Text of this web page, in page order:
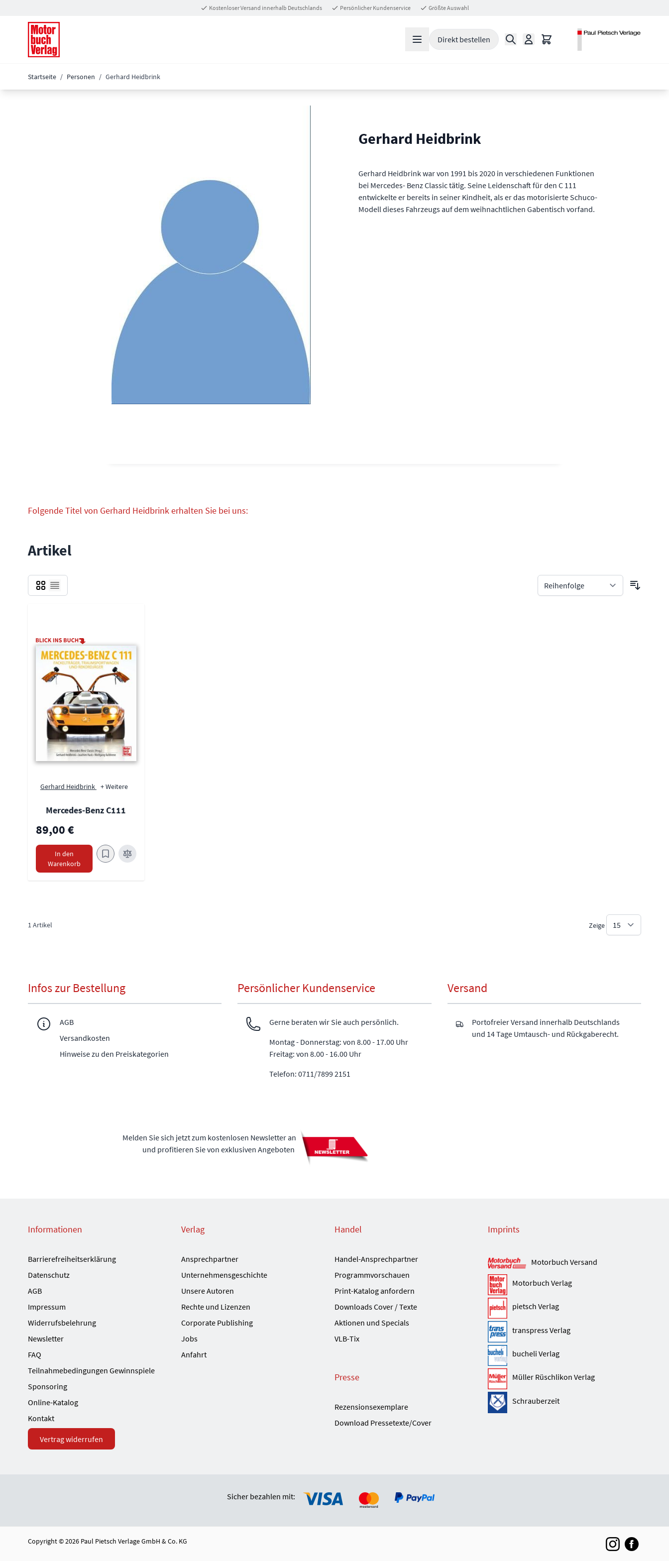
Kostenloser Versand innerhalb Deutschlands Persönlicher Kundenservice Größte Auswahl
Direkt bestellen Suche Warenkorb
Startseite / Personen / Gerhard Heidbrink
Gerhard Heidbrink
Gerhard Heidbrink war von 1991 bis 2020 in verschiedenen Funktionen
bei Mercedes- Benz Classic tätig. Seine Leidenschaft für den C 111
entwickelte er bereits in seiner Kindheit, als er das motorisierte Schuco-
Modell dieses Fahrzeugs auf dem weihnachtlichen Gabentisch vorfand.
Folgende Titel von Gerhard Heidbrink erhalten Sie bei uns:
Artikel
Grid
Liste
Gerhard Heidbrink + Weitere
Mercedes-Benz C111
89,00 €
In den
Warenkorb
1Artikel Zeige
Infos zur Bestellung
AGB
Versandkosten
Hinweise zu den Preiskategorien
Persönlicher Kundenservice
Gerne beraten wir Sie auch persönlich.
Montag - Donnerstag: von 8.00 - 17.00 Uhr
Freitag: von 8.00 - 16.00 Uhr
Telefon: 0711/7899 2151
Versand
Portofreier Versand innerhalb Deutschlands
und 14 Tage Umtausch- und Rückgaberecht.
Melden Sie sich jetzt zum kostenlosen Newsletter an
und profitieren Sie von exklusiven Angeboten
Informationen
Barrierefreiheitserklärung
Datenschutz
AGB
Impressum
Widerrufsbelehrung
Newsletter
FAQ
Teilnahmebedingungen Gewinnspiele
Sponsoring
Online-Katalog
Kontakt
Vertrag widerrufen
Verlag
Ansprechpartner
Unternehmensgeschichte
Unsere Autoren
Rechte und Lizenzen
Corporate Publishing
Jobs
Anfahrt
Handel
Handel-Ansprechpartner
Programmvorschauen
Print-Katalog anfordern
Downloads Cover / Texte
Aktionen und Specials
VLB-Tix
Presse
Rezensionsexemplare
Download Pressetexte/Cover
Imprints
Motorbuch Versand
Motorbuch Verlag
pietsch Verlag
transpress Verlag
bucheli Verlag
Müller Rüschlikon Verlag
Schrauberzeit
Sicher bezahlen mit:
Copyright © 2026 Paul Pietsch Verlage GmbH & Co. KG